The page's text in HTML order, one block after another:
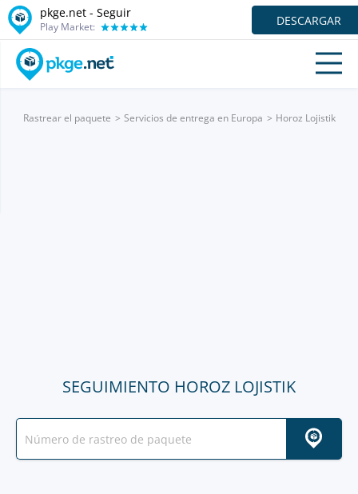
pkge.net - Seguir
Play Market: DESCARGAR
Rastrear el paquete Servicios de entrega en Europa Horoz Lojistik
SEGUIMIENTO HOROZ LOJISTIK